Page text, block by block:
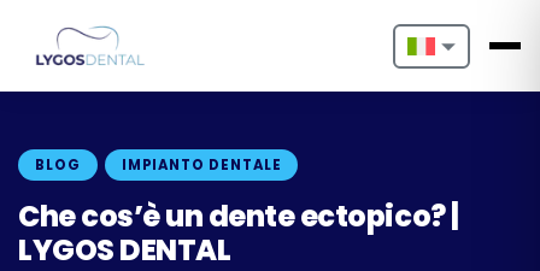
Nederlands
Français
BLOG IMPIANTO DENTALE
Che cos’è un dente ectopico? |
LYGOS DENTAL